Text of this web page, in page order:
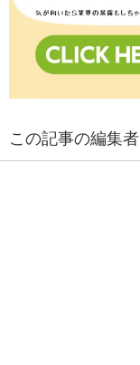
この記事の編集者